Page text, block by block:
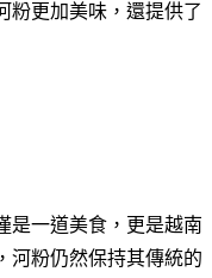
粉更加美味，還提供了
是一道美食，更是越南
河粉仍然保持其傳統的